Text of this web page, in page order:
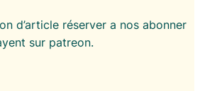
d’article réserver a nos abonner
sur patreon.